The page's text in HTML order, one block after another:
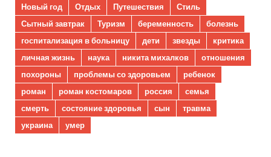
Новый год
Отдых Путешествия
Стиль
Сытный завтрак
Туризм беременность
болезнь
госпитализация в больницу
дети звезды
критика
личная жизнь
наука никита михалков
отношения
похороны
проблемы со здоровьем
ребенок
роман
роман костомаров россия
семья
смерть
состояние здоровья сын
травма
украина
умер